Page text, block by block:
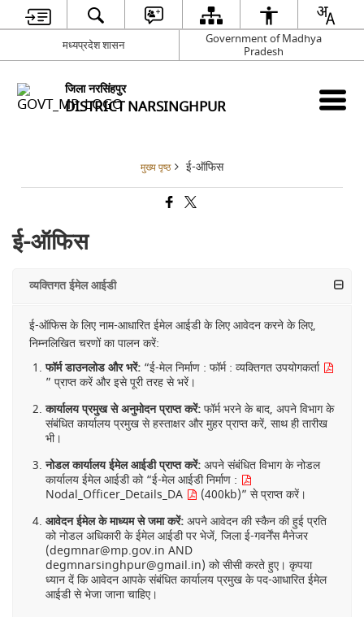
मध्यप्रदेश शासन
Government of Madhya
Pradesh
जिला नरसिंहपुर
DISTRICT NARSINGHPUR
मुख्य पृष्ठ ई-ऑफिस
ई-ऑफिस
व्यक्तिगत ईमेल आईडी
ई-ऑफिस के लिए नाम-आधारित ईमेल आईडी के लिए आवेदन करने के लिए,
निम्नलिखित चरणों का पालन करें:
फॉर्म डाउनलोड और भरें: “ई-मेल निर्माण : फॉर्म : व्यक्तिगत उपयोगकर्ता
” प्राप्त करें और इसे पूरी तरह से भरें।
कार्यालय प्रमुख से अनुमोदन प्राप्त करें:फॉर्म भरने के बाद, अपने विभाग के
संबंधित कार्यालय प्रमुख से हस्ताक्षर और मुहर प्राप्त करें, साथ ही तारीख
भी।
नोडल कार्यालय ईमेल आईडी प्राप्त करें:अपने संबंधित विभाग के नोडल
कार्यालय ईमेल आईडी को “ई-मेल आईडी निर्माण :
Nodal_Officer_Details_DA
(400kb)” से प्राप्त करें।
आवेदन ईमेल के माध्यम से जमा करें:अपने आवेदन की स्कैन की हुई प्रति
को नोडल अधिकारी के ईमेल आईडी पर भेजें, जिला ई-गवर्नेंस मैनेजर
(degmnar@mp.gov.in AND
degmnarsinghpur@gmail.in) को सीसी करते हुए।कृपया
ध्यान दें कि आवेदन आपके संबंधित कार्यालय प्रमुख के पद-आधारित ईमेल
आईडी से भेजा जाना चाहिए।